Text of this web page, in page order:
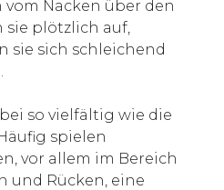
Nacken über den
plötzlich auf,
sie sich schleichend
so vielfältig wie die
spielen
vor allem im Bereich
und Rücken, eine